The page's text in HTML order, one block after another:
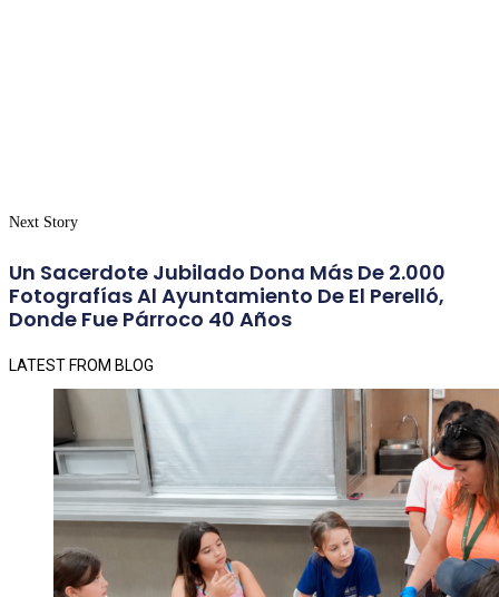
Next Story
Un Sacerdote Jubilado Dona Más De 2.000
Fotografías Al Ayuntamiento De El Perelló,
Donde Fue Párroco 40 Años
LATEST FROM BLOG